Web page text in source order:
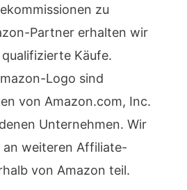
zu
Partner erhalten wir
Käufe.
Logo sind
von Amazon.com, Inc.
Unternehmen. Wir
an weiteren Affiliate-
von Amazon teil.